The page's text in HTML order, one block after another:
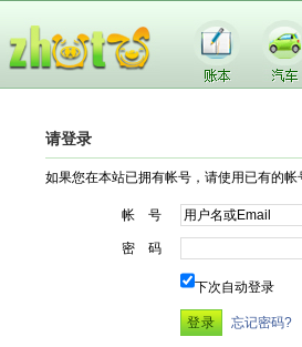
请登录
如果您在本站已拥有帐号，请使用已有的
帐 号
密 码
下次自动登录
忘记密码?